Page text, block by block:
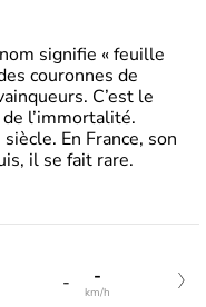
signifie « feuille
couronnes de
C’est le
l’immortalité.
En France, son
il se fait rare.
- -
km/h